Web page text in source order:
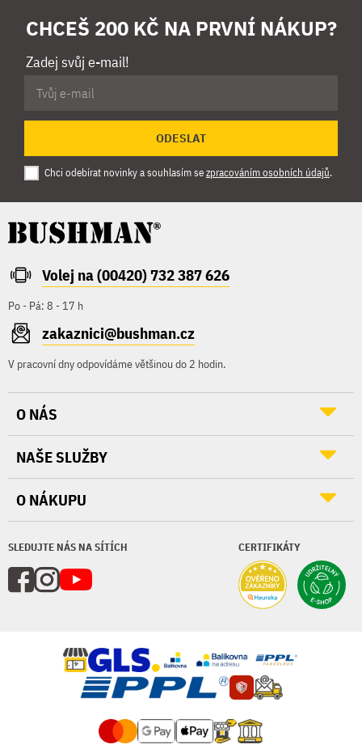
CHCEŠ 200 KČ NA PRVNÍ NÁKUP?
Zadej svůj e-mail!
ODESLAT
Chci odebírat novinky a souhlasím sezpracováním osobních údajů.
Volej na (00420) 732 387 626
Po - Pá: 8 - 17 h
zakaznici@bushman.cz
V pracovní dny odpovídáme většinou do 2 hodin.
SLEDUJTE NÁS NA SÍTÍCH CERTIFIKÁTY
O NÁS
NAŠE SLUŽBY
O NÁKUPU